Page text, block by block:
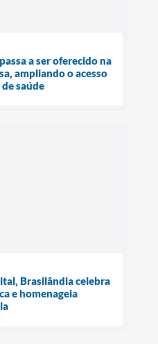
a ser oferecido na
ampliando o acesso
saúde
Brasilândia celebra
e homenageia